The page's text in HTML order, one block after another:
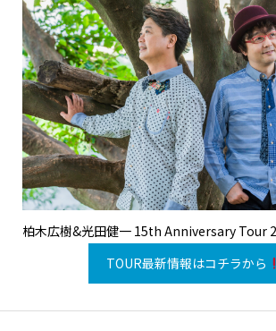
柏木広樹&光田健一 15th Anniversary Tour
TOUR最新情報はコチラから